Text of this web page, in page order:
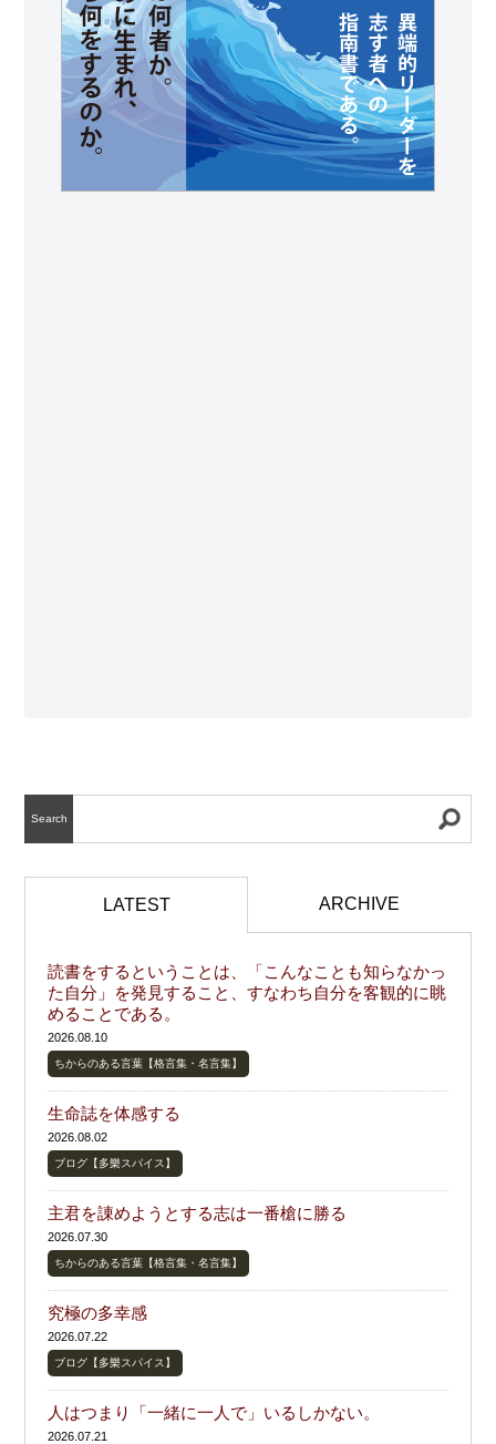
Search
LATEST ARCHIVE
読書をするということは、「こんなことも知らなかっ
た自分」を発見すること、すなわち自分を客観的に眺
めることである。
2026.08.10
ちからのある言葉【格言集・名言集】
生命誌を体感する
2026.08.02
ブログ【多樂スパイス】
主君を諌めようとする志は一番槍に勝る
2026.07.30
ちからのある言葉【格言集・名言集】
究極の多幸感
2026.07.22
ブログ【多樂スパイス】
人はつまり「一緒に一人で」いるしかない。
2026.07.21